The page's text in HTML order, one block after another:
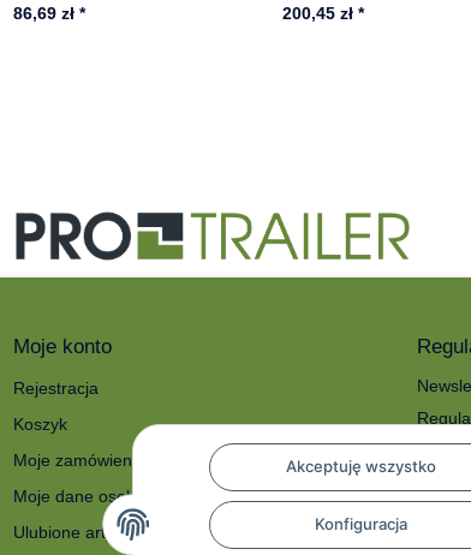
Akceptuję wszystko
Konfiguracja
86,69 zł*
200,45 zł*
Moje konto
Rejestracja
Koszyk
Moje zamówienia
Moje dane osobowe
Ulubione artykuły
Dane